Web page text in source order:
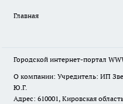
Главная
Городской интернет-портал
О компании: Учредитель: ИП
Ю.Г.
Адрес: 610001, Кировская